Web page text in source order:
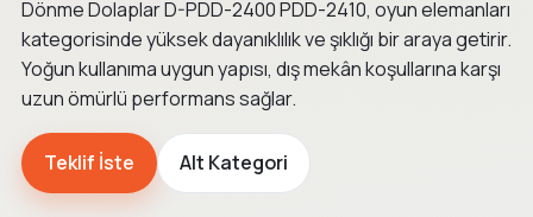
Dönme Dolaplar D-PDD-2400 PDD-2410, oyun elemanları
kategorisinde yüksek dayanıklılık ve şıklığı bir araya getirir.
Yoğun kullanıma uygun yapısı, dış mekân koşullarına karşı
uzun ömürlü performans sağlar.
Teklif İste Alt Kategori